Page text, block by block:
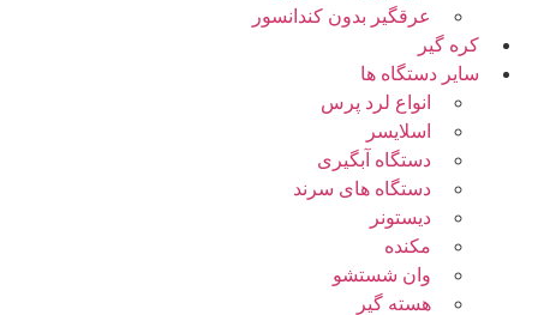
عرقگیر بدون کندانسور
کره گیر
سایر دستگاه ها
انواع لرد پرس
اسلایسر
دستگاه آبگیری
دستگاه های سرند
دیستونر
مکنده
وان شستشو
هسته گیر